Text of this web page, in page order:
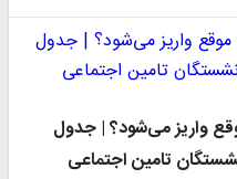
واریز می‌شود؟ | جدول
تامین اجتماعی